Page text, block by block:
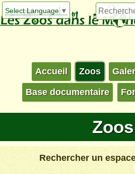
Select Language ▼
Accueil Zoos
Base documentaire
Zoos
Rechercher un